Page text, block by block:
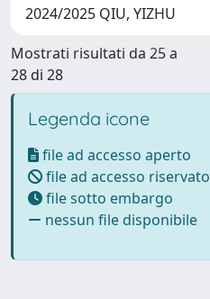
2024/2025 QIU, YIZHU
Mostrati risultati da 25 a
28 di 28
Legenda icone
file ad accesso aperto
file ad accesso riservato
file sotto embargo
nessun file disponibile